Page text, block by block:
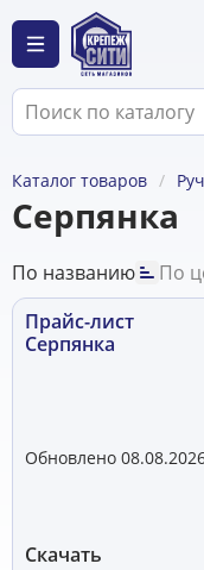
Каталог товаров
Серпянка
По названию
По
Прайс-лист
Серпянка
Обновлено
Скачать